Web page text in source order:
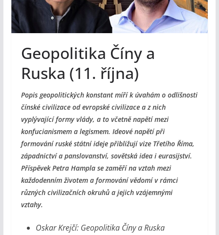
Geopolitika Číny a
Ruska (11. října)
Popis geopolitických konstant míří k úvahám o odlišnosti
čínské civilizace od evropské civilizace a z nich
vyplývající formy vlády, a to včetně napětí mezi
konfucianismem a legismem. Ideové napětí při
formování ruské státní ideje přibližují vize Třetího Říma,
západnictví a panslovanství, sovětská idea i eurasijství.
Příspěvek Petra Hampla se zaměří na vztah mezi
každodenním životem a formování vědomí v rámci
různých civilizačních okruhů a jejich vzájemnými
vztahy.
Oskar Krejčí: Geopolitika Číny a Ruska